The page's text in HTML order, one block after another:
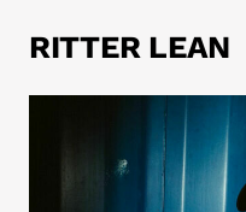
RITTER LEAN